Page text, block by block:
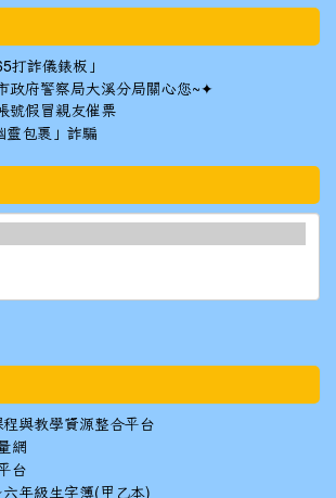
打詐儀錶板」
政府警察局大溪分局關心您~✦
號假冒親友催票
靈包裹」詐騙
與教學資源整合平台
網
台
年級生字簿(甲乙本)